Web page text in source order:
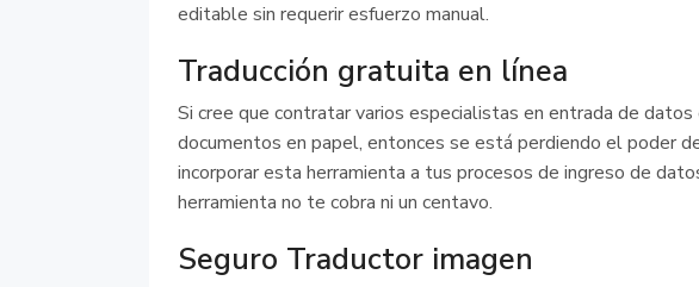
editable sin requerir esfuerzo manual.
Traducción gratuita en línea
Si cree que contratar varios especialistas en entrada de
documentos en papel, entonces se está perdiendo el poder
incorporar esta herramienta a tus procesos de ingreso de
herramienta no te cobra ni un centavo.
Seguro Traductor imagen